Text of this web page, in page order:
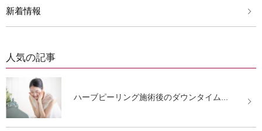
新着情報
人気の記事
ハーブピーリング施術後のダウンタイム...